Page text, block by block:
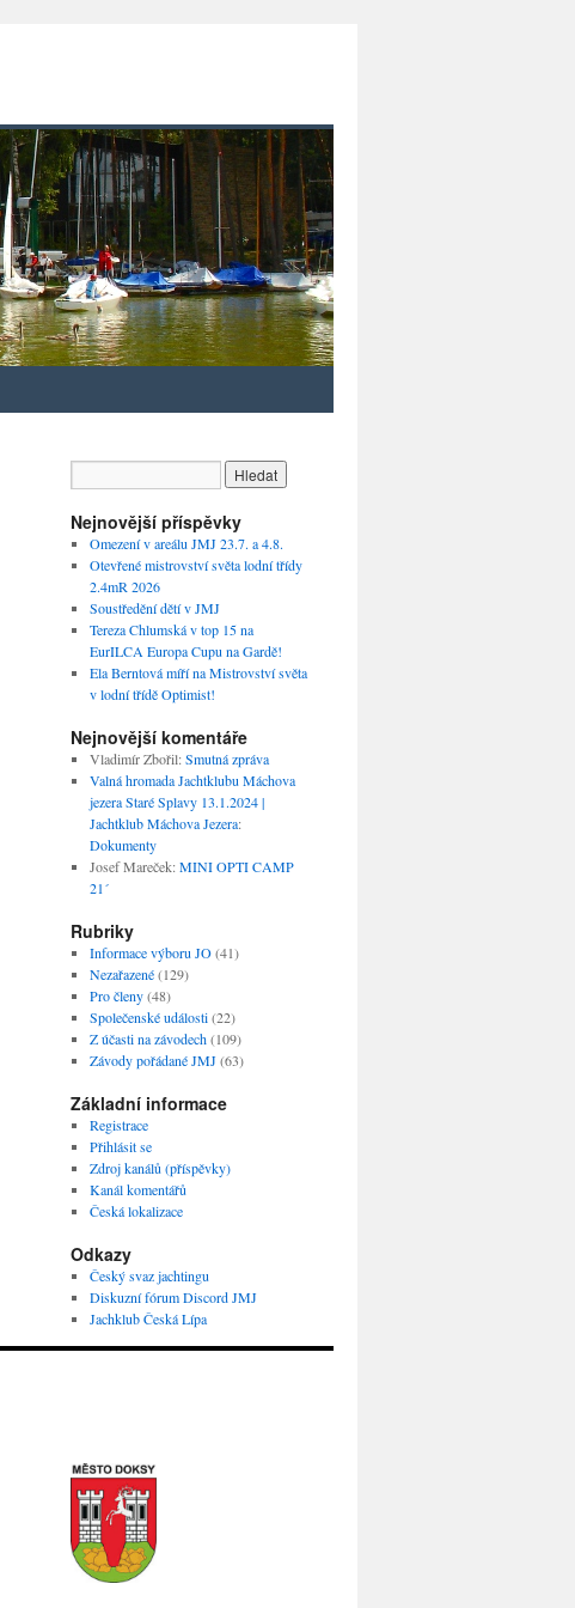
Nejnovější příspěvky
Omezení v areálu JMJ 23.7. a 4.8.
Otevřené mistrovství světa lodní třídy
2.4mR 2026
Soustředění dětí v JMJ
Tereza Chlumská v top 15 na
EurILCA Europa Cupu na Gardě!
Ela Berntová míří na Mistrovství světa
v lodní třídě Optimist!
Nejnovější komentáře
Vladimír Zbořil:Smutná zpráva
Valná hromada Jachtklubu Máchova
jezera Staré Splavy 13.1.2024 |
Jachtklub Máchova Jezera:
Dokumenty
Josef Mareček:MINI OPTI CAMP
21´
Rubriky
Informace výboru JO(41)
Nezařazené(129)
Pro členy(48)
Společenské události(22)
Z účasti na závodech(109)
Závody pořádané JMJ(63)
Základní informace
Registrace
Přihlásit se
Zdroj kanálů (příspěvky)
Kanál komentářů
Česká lokalizace
Odkazy
Český svaz jachtingu
Diskuzní fórum Discord JMJ
Jachklub Česká Lípa